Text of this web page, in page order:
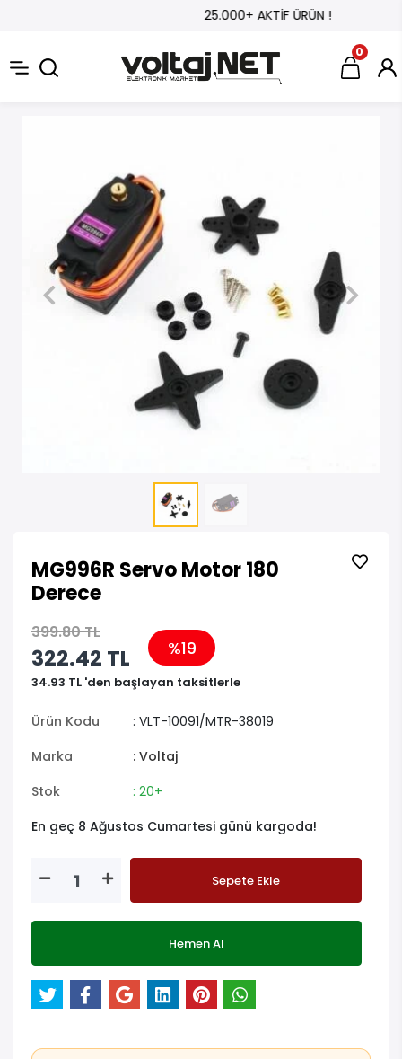
25.000+ AKTİF ÜRÜN !
0
MG996R Servo Motor 180
Derece
399.80 TL
322.42 TL %19
34.93 TL 'den başlayan taksitlerle
Ürün Kodu
: VLT-10091/MTR-38019
Marka
: Voltaj
Stok
: 20+
En geç 8 Ağustos Cumartesi günü kargoda!
Sepete Ekle
Hemen Al